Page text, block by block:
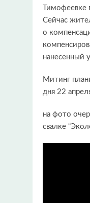
Тимофеевке
Сейчас
о
нанесенный
Митинг
дня 22
на фото
свалке